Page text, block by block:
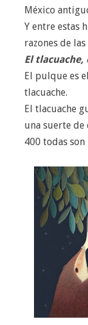
México
Y entre estas
razones de
El
El pulque es
tlacuache.
El tlacuache
una suerte
400 todas